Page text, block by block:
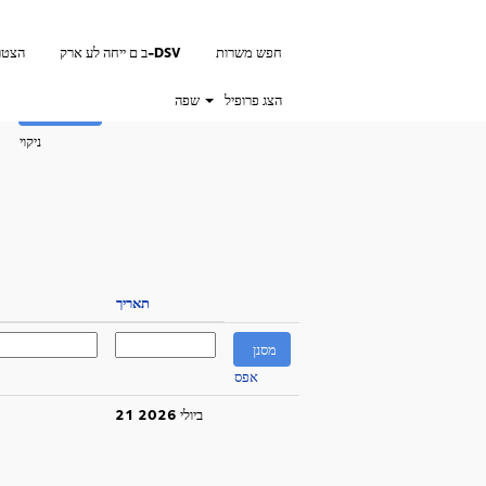
ב ם ייחה לע ארק-DSV חפש משרות
שפה
הצג פרופיל
ניקוי
תאריך
אפס
21 ביולי 2026